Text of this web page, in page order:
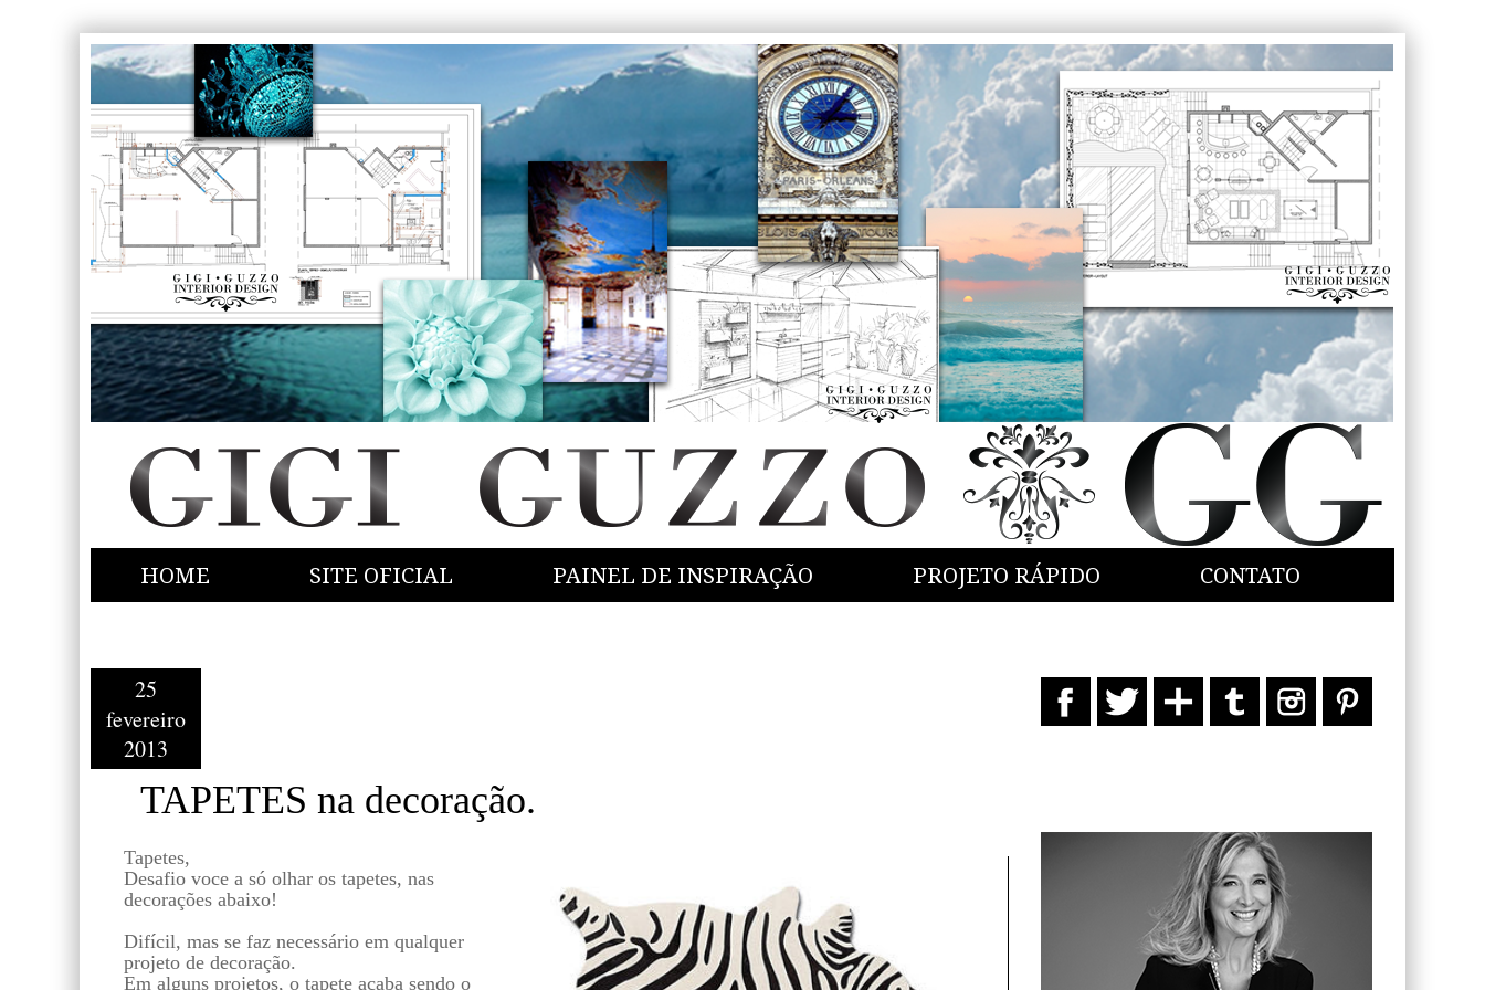
HOME SITE OFICIAL PAINEL DE INSPIRAÇÃO PROJETO RÁPIDO CONTATO
25
fevereiro
2013
TAPETES na decoração.
Tapetes,
Desafio voce a só olhar os tapetes, nas
decorações abaixo!
Difícil, mas se faz necessário em qualquer
projeto de decoração.
Em alguns projetos, o tapete acaba sendo o